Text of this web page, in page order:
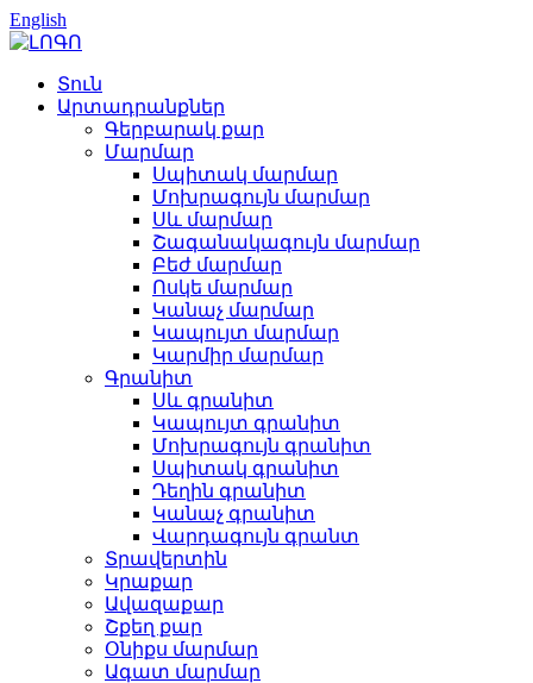
English
Տուն
Արտադրանքներ
Գերբարակ քար
Մարմար
Սպիտակ մարմար
Մոխրագույն մարմար
Սև մարմար
Շագանակագույն մարմար
Բեժ մարմար
Ոսկե մարմար
Կանաչ մարմար
Կապույտ մարմար
Կարմիր մարմար
Գրանիտ
Սև գրանիտ
Կապույտ գրանիտ
Մոխրագույն գրանիտ
Սպիտակ գրանիտ
Դեղին գրանիտ
Կանաչ գրանիտ
Վարդագույն գրանտ
Տրավերտին
Կրաքար
Ավազաքար
Շքեղ քար
Օնիքս մարմար
Ագատ մարմար